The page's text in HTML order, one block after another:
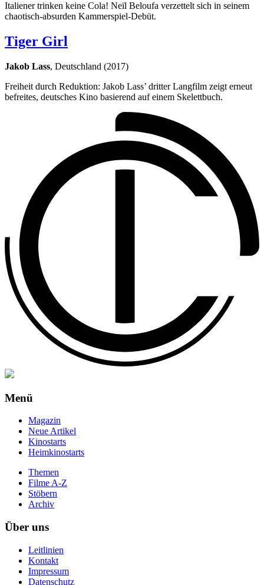
Italiener trinken keine Cola! Neïl Beloufa verzettelt sich in seinem
chaotisch-absurden Kammerspiel-Debüt.
Tiger Girl
Jakob Lass, Deutschland (2017)
Freiheit durch Reduktion: Jakob Lass’ dritter Langfilm zeigt erneut
befreites, deutsches Kino basierend auf einem Skelettbuch.
Menü
Magazin
Neue Artikel
Kinostarts
Heimkinostarts
Themen
Filme A-Z
Stöbern
Archiv
Über uns
Leitlinien
Kontakt
Impressum
Datenschutz